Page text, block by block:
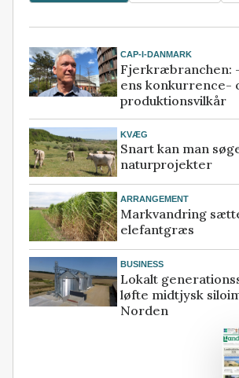
CAP-I-DANMARK
Fjerkræbranchen:
ens konkurrence-
produktionsvilkår
KVÆG
Snart kan man
naturprojekter
ARRANGEMENT
Markvandring
elefantgræs
BUSINESS
Lokalt
løfte midtjysk
Norden